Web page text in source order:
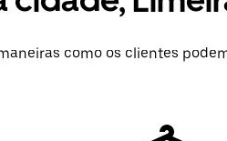
como os clientes